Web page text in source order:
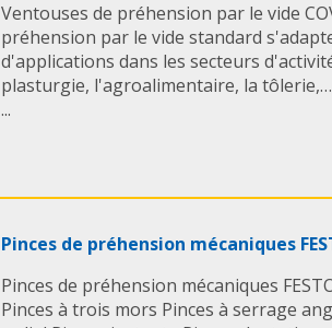
Ventouses de préhension par le vide
préhension par le vide standard
d'applications dans les secteurs
plasturgie, l'agroalimentaire, la
...
Pinces de préhension mécaniques
Pinces de préhension mécaniques
Pinces à trois mors Pinces à serrage